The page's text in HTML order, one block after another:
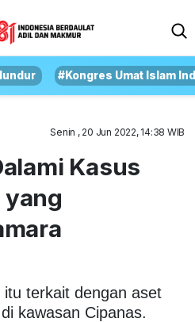
#Kongres Umat Islam
Senin , 20 Jun 2022, 14:38 WIB
Kasus
yang
terkait dengan aset
kawasan Cipanas.